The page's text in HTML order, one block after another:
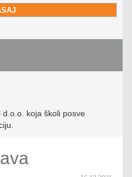
koja školi posve